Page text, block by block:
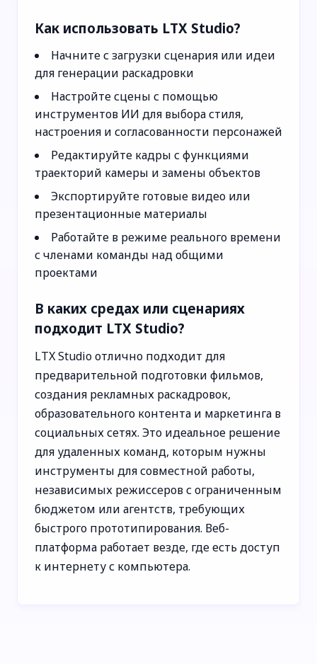
Как использовать LTX Studio?
Начните с загрузки сценария или идеи
для генерации раскадровки
Настройте сцены с помощью
инструментов ИИ для выбора стиля,
настроения и согласованности персонажей
Редактируйте кадры с функциями
траекторий камеры и замены объектов
Экспортируйте готовые видео или
презентационные материалы
Работайте в режиме реального времени
с членами команды над общими
проектами
В каких средах или сценариях
подходит LTX Studio?
LTX Studio отлично подходит для
предварительной подготовки фильмов,
создания рекламных раскадровок,
образовательного контента и маркетинга в
социальных сетях. Это идеальное решение
для удаленных команд, которым нужны
инструменты для совместной работы,
независимых режиссеров с ограниченным
бюджетом или агентств, требующих
быстрого прототипирования. Веб-
платформа работает везде, где есть доступ
к интернету с компьютера.